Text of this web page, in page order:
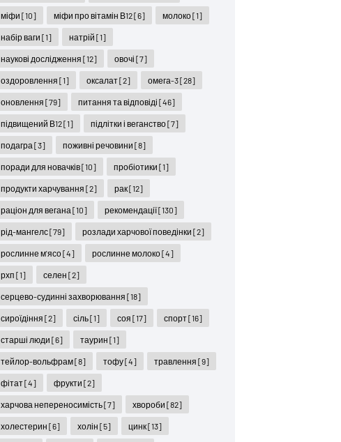
міфи[10] міфи про вітамін В12[6] молоко[1]
набір ваги[1] натрій[1]
наукові дослідження[12] овочі[7]
оздоровлення[1] оксалат[2] омега-3[28]
оновлення[79] питання та відповіді[46]
підвищений В12[1] підлітки і веганство[7]
подагра[3] поживні речовини[8]
поради для новачків[10] пробіотики[1]
продукти харчування[2] рак[12]
раціон для вегана[10] рекомендації[130]
рід-мангелс[79] розлади харчової поведінки[2]
рослинне м'ясо[4] рослинне молоко[4]
рхп[1] селен[2]
серцево-судинні захворювання[18]
сироїдіння[2] сіль[1] соя[17] спорт[16]
старші люди[6] таурин[1]
тейлор-вольфрам[8] тофу[4] травлення[9]
фітат[4] фрукти[2]
харчова непереносимість[7] хвороби[82]
холестерин[6] холін[5] цинк[13]